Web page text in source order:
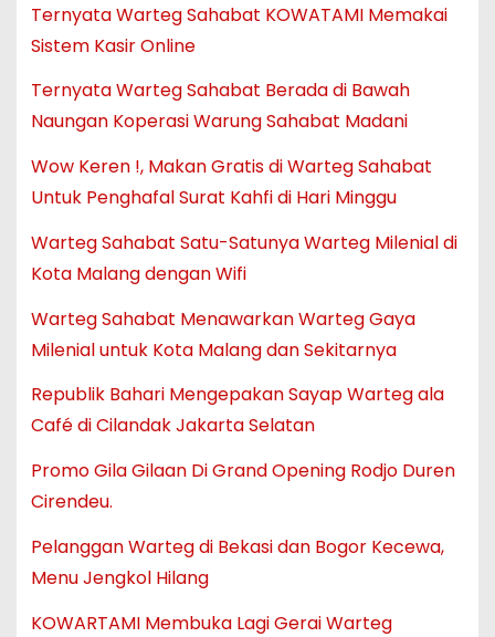
Ternyata Warteg Sahabat KOWATAMI Memakai
Sistem Kasir Online
Ternyata Warteg Sahabat Berada di Bawah
Naungan Koperasi Warung Sahabat Madani
Wow Keren !, Makan Gratis di Warteg Sahabat
Untuk Penghafal Surat Kahfi di Hari Minggu
Warteg Sahabat Satu-Satunya Warteg Milenial di
Kota Malang dengan Wifi
Warteg Sahabat Menawarkan Warteg Gaya
Milenial untuk Kota Malang dan Sekitarnya
Republik Bahari Mengepakan Sayap Warteg ala
Café di Cilandak Jakarta Selatan
Promo Gila Gilaan Di Grand Opening Rodjo Duren
Cirendeu.
Pelanggan Warteg di Bekasi dan Bogor Kecewa,
Menu Jengkol Hilang
KOWARTAMI Membuka Lagi Gerai Warteg